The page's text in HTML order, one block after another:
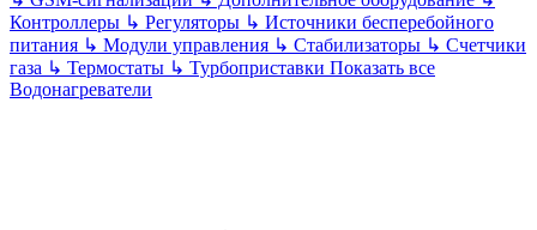
Контроллеры ↳ Регуляторы ↳ Источники бесперебойного
питания ↳ Модули управления ↳ Стабилизаторы ↳ Счетчики
газа ↳ Термостаты ↳ Турбоприставки Показать все
Водонагреватели